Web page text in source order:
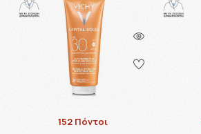
152 Πόντοι